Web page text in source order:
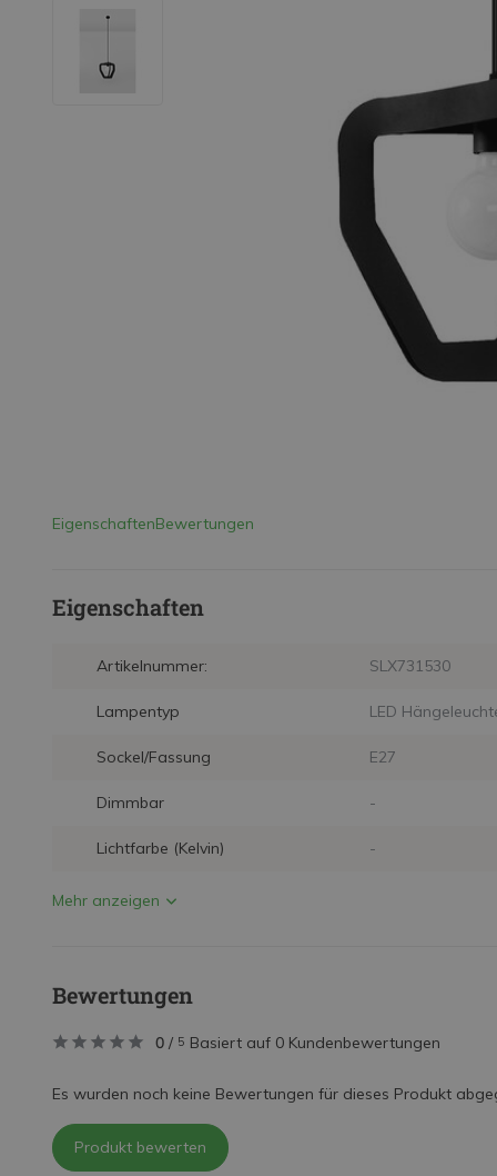
EigenschaftenBewertungen
Eigenschaften
Artikelnummer: SLX731530
Lampentyp LED
Sockel/Fassung E27
Dimmbar -
Lichtfarbe (Kelvin) -
Mehr anzeigen
Bewertungen
0 / 5 Basiert auf 0 Kundenbewertungen
Es wurden noch keine Bewertungen für dieses Produkt
Produkt bewerten